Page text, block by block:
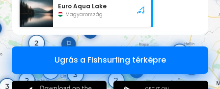
Euro Aqua Lake
Magyarország
Ugrás a Fishsurfing térképre